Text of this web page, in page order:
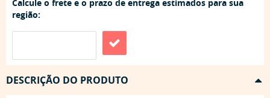
Calcule o frete e o prazo de entrega estimados para sua
região:
DESCRIÇÃO DO PRODUTO